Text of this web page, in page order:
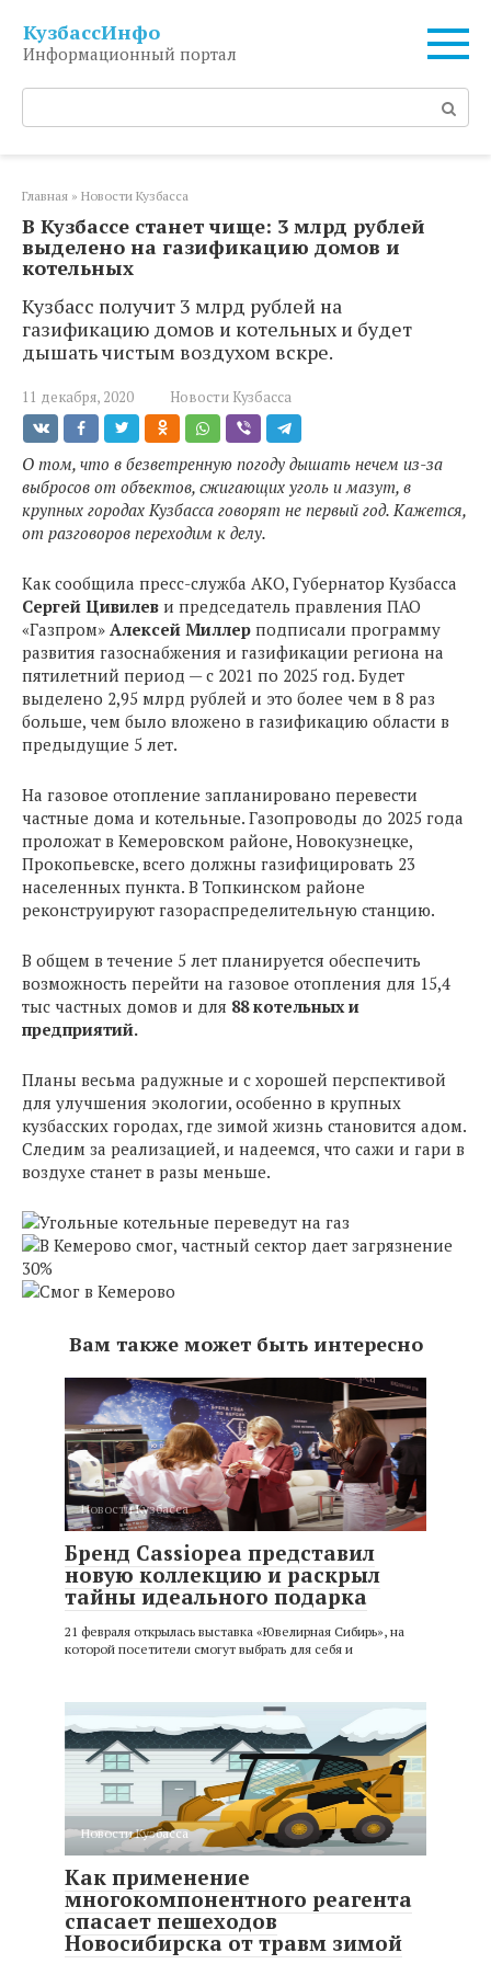
контенту
КузбассИнфо
Информационный портал
Поиск:
Главная » Новости Кузбасса
В Кузбассе станет чище: 3 млрд рублей
выделено на газификацию домов и
котельных
Кузбасс получит 3 млрд рублей на
газификацию домов и котельных и будет
дышать чистым воздухом вскре.
11 декабря, 2020 Новости Кузбасса
О том, что в безветренную погоду дышать нечем из-за
выбросов от объектов, сжигающих уголь и мазут, в
крупных городах Кузбасса говорят не первый год. Кажется,
от разговоров переходим к делу.
Как сообщила пресс-служба АКО, Губернатор Кузбасса
Сергей Цивилев и председатель правления ПАО
«Газпром» Алексей Миллер подписали программу
развития газоснабжения и газификации региона на
пятилетний период — с 2021 по 2025 год. Будет
выделено 2,95 млрд рублей и это более чем в 8 раз
больше, чем было вложено в газификацию области в
предыдущие 5 лет.
На газовое отопление запланировано перевести
частные дома и котельные. Газопроводы до 2025 года
проложат в Кемеровском районе, Новокузнецке,
Прокопьевске, всего должны газифицировать 23
населенных пункта. В Топкинском районе
реконструируют газораспределительную станцию.
В общем в течение 5 лет планируется обеспечить
возможность перейти на газовое отопления для 15,4
тыс частных домов и для 88 котельных и
предприятий.
Планы весьма радужные и с хорошей перспективой
для улучшения экологии, особенно в крупных
кузбасских городах, где зимой жизнь становится адом.
Следим за реализацией, и надеемся, что сажи и гари в
воздухе станет в разы меньше.
Вам также может быть интересно
Новости Кузбасса
Бренд Cassiopea представил
новую коллекцию и раскрыл
тайны идеального подарка
21 февраля открылась выставка «Ювелирная Сибирь», на
которой посетители смогут выбрать для себя и
Новости Кузбасса
Как применение
многокомпонентного реагента
спасает пешеходов
Новосибирска от травм зимой